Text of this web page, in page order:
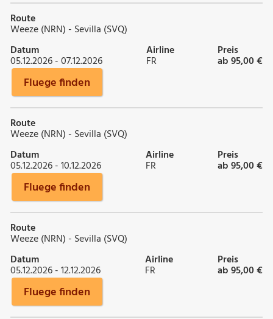
Route
Weeze (NRN) - Sevilla (SVQ)
Datum
05.12.2026 - 07.12.2026
Airline
FR
Preis
ab 95,00 €
Fluege finden
Route
Weeze (NRN) - Sevilla (SVQ)
Datum
05.12.2026 - 10.12.2026
Airline
FR
Preis
ab 95,00 €
Fluege finden
Route
Weeze (NRN) - Sevilla (SVQ)
Datum
05.12.2026 - 12.12.2026
Airline
FR
Preis
ab 95,00 €
Fluege finden